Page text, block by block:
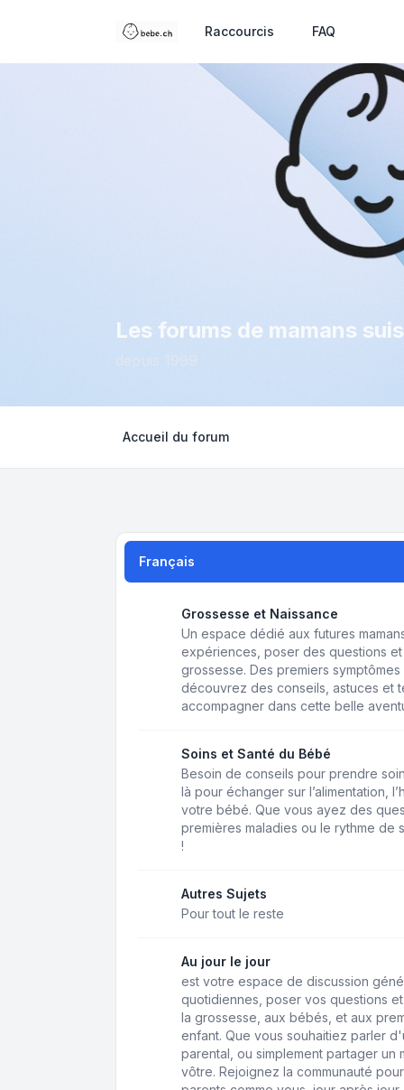
Raccourcis FAQ
Les forums de mamans
Accueil du forum
Français
Grossesse et Naissance
Un espace dédié aux futures
expériences, poser des questions
grossesse. Des premiers
découvrez des conseils, astuces et
accompagner dans cette belle
Soins et Santé du Bébé
Besoin de conseils pour prendre
là pour échanger sur l’alimentation,
votre bébé. Que vous ayez des
premières maladies ou le rythme de
!
Autres Sujets
Pour tout le reste
Au jour le jour
est votre espace de discussion
quotidiennes, poser vos questions
la grossesse, aux bébés, et aux
enfant. Que vous souhaitiez parler
parental, ou simplement partager
vôtre. Rejoignez la communauté